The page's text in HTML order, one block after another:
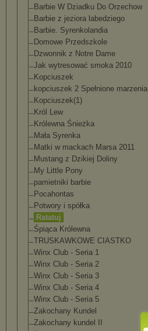
Barbie W Dziadku Do Orzechow
Barbie z jeziora labedziego
Barbie. Syrenkoland ia
Domowe Przedszkole
Dzwonnik z Notre Dame
Jak wytresować smoka 2010
Kopciuszek
kopciuszek 2 Spełnione marzenia
Kopciuszek(1)
Król Lew
Królewna Śnieżka
Mała Syrenka
Matki w mackach Marsa 2011
Mustang z Dzikiej Doliny
My Little Pony
pamietniki barbie
Pocahontas
Potwory i spółka
Ratatuj
Śpiąca Królewna
TRUSKAWKOWE CIASTKO
Winx Club - Seria 1
Winx Club - Seria 2
Winx Club - Seria 3
Winx Club - Seria 4
Winx Club - Seria 5
Zakochany Kundel
Zakochany kundel II